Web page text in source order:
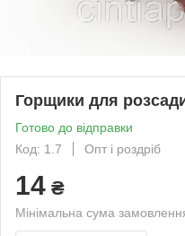
Горщики для
Готово до відправки
Код: 1.7
Опт і роздріб
14 ₴
Мінімальна сума